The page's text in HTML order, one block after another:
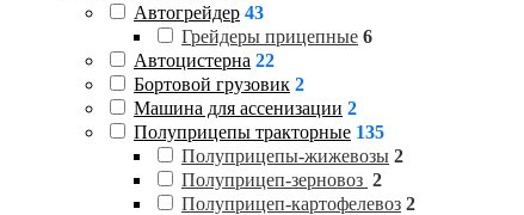
Автогрейдер 43
Грейдеры прицепные 6
Автоцистерна 22
Бортовой грузовик 2
Машина для ассенизации 2
Полуприцепы тракторные 135
Полуприцепы-жижевозы 2
Полуприцеп-зерновоз 2
Полуприцеп-картофелевоз 2